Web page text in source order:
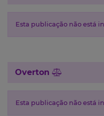
Esta publicação não está
Overton
Esta publicação não está